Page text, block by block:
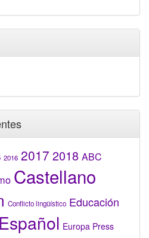
2016 2017 2018 ABC
Castellano
Conflicto lingüístico Educación
Español Europa Press